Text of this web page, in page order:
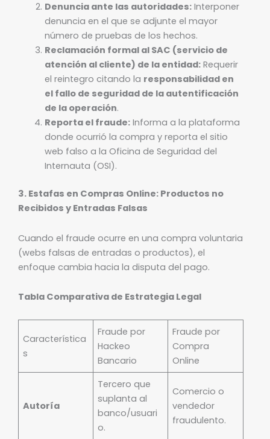
Denuncia ante las autoridades:Interponer
denuncia en el que se adjunte el mayor
número de pruebas de los hechos.
Reclamación formal al SAC (servicio de
atención al cliente) de la entidad:Requerir
el reintegro citando la responsabilidad en
el fallo de seguridad de la autentificación
de la operación.
Reporta el fraude:Informa a la plataforma
donde ocurrió la compra y reporta el sitio
web falso a la Oficina de Seguridad del
Internauta (OSI).
3. Estafas en Compras Online: Productos no
Recibidos y Entradas Falsas
Cuando el fraude ocurre en una compra voluntaria
(webs falsas de entradas o productos), el
enfoque cambia hacia la disputa del pago.
Tabla Comparativa de Estrategia Legal
Característica
s
Fraude por
Hackeo
Bancario
Fraude por
Compra
Online
Autoría
Tercero que
suplanta al
banco/usuari
o.
Comercio o
vendedor
fraudulento.